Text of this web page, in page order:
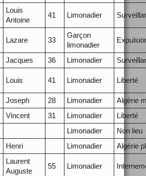
Louis
Antoine
41 Limonadier
Lazare 33
Garçon
limonadier
Jacques 36 Limonadier
Louis 41 Limonadier Liberté
Joseph 28 Limonadier
Algérie
Vincent 31 Limonadier
Liberté
Limonadier
Non lieu
Henri Limonadier Algérie
Laurent
Auguste
55 Limonadier